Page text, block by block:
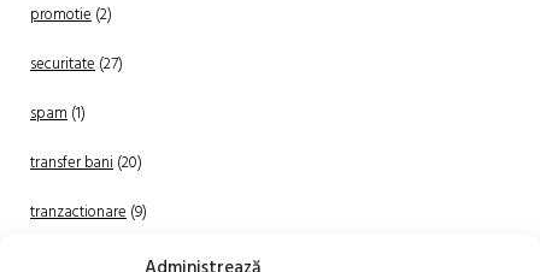
promotie(2)
securitate(27)
spam(1)
transfer bani(20)
tranzactionare(9)
(20)